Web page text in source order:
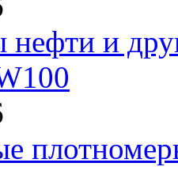
нефти и